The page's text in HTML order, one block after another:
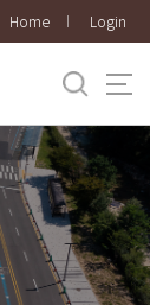
Home Login